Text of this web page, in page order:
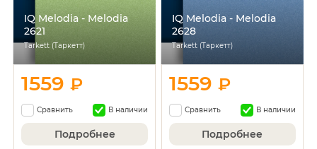
IQ Melodia - Melodia
2621
Tarkett (Таркетт)
1559₽
Сравнить В наличии
Подробнее
IQ Melodia - Melodia
2628
Tarkett (Таркетт)
1559₽
Сравнить В наличии
Подробнее